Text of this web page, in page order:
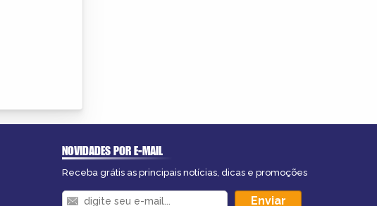
NOVIDADES POR E-MAIL
Receba grátis as principais notícias, dicas e promoções